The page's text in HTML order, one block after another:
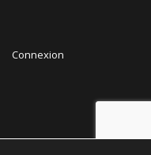
Connexion